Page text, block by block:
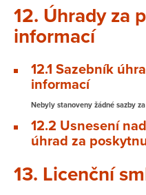
12. Úhrady za
informací
12.1 Sazebník
informací
Nebyly stanoveny žádné sazby
12.2 Usnesení
úhrad za
13. Licenční